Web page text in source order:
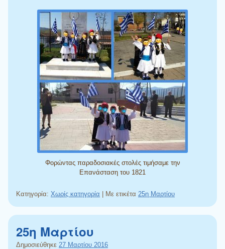
Φορώντας παραδοσιακές στολές τιμήσαμε την
Επανάσταση του 1821
Κατηγορία: Χωρίς κατηγορία Με ετικέτα 25η Μαρτίου
25η Μαρτίου
Δημοσιεύθηκε 27 Μαρτίου 2016